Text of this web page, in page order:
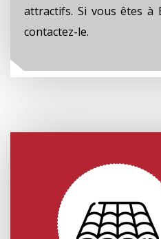
attractifs. Si vous êtes à
contactez-le.